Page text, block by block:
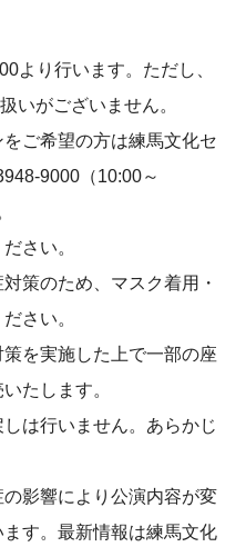
より行います。ただし、
いがございません。
ご希望の方は練馬文化セ
9000（10:00～
さい。
策のため、マスク着用・
さい。
を実施した上で一部の座
たします。
は行いません。あらかじ
影響により公演内容が変
す。最新情報は練馬文化